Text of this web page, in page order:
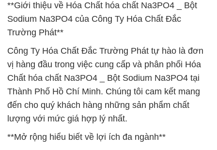
**Giới thiệu về Hóa Chất hóa chất Na3PO4 _ Bột
Sodium Na3PO4 của Công Ty Hóa Chất Đắc
Trường Phát**
Công Ty Hóa Chất Đắc Trường Phát tự hào là đơn
vị hàng đầu trong việc cung cấp và phân phối Hóa
Chất hóa chất Na3PO4 _ Bột Sodium Na3PO4 tại
Thành Phố Hồ Chí Minh. Chúng tôi cam kết mang
đến cho quý khách hàng những sản phẩm chất
lượng với mức giá hợp lý nhất.
**Mở rộng hiểu biết về lợi ích đa ngành**